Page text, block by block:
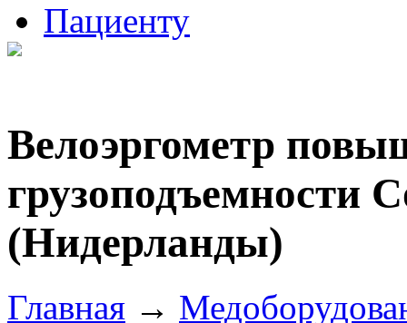
Пациенту
Велоэргометр
грузоподъемности
(Нидерланды)
Главная →